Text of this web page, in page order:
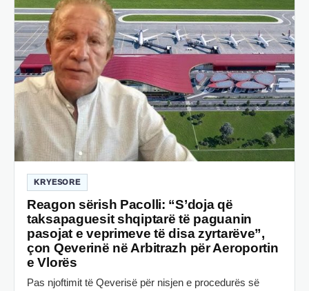
KRYESORE
Reagon sërish Pacolli: “S’doja që
taksapaguesit shqiptarë të paguanin
pasojat e veprimeve të disa zyrtarëve”,
çon Qeverinë në Arbitrazh për Aeroportin
e Vlorës
Pas njoftimit të Qeverisë për nisjen e procedurës së